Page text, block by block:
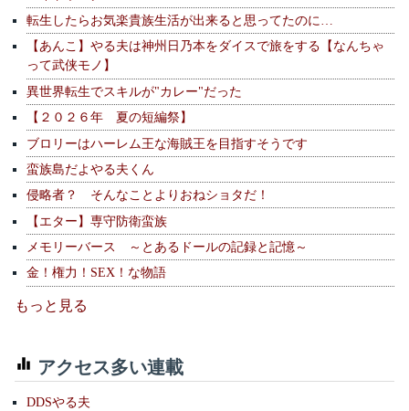
転生したらお気楽貴族生活が出来ると思ってたのに…
【あんこ】やる夫は神州日乃本をダイスで旅をする【なんちゃ
って武侠モノ】
異世界転生でスキルが"カレー"だった
【２０２６年 夏の短編祭】
ブロリーはハーレム王な海賊王を目指すそうです
蛮族島だよやる夫くん
侵略者？ そんなことよりおねショタだ！
【エター】専守防衛蛮族
メモリーバース ～とあるドールの記録と記憶～
金！権力！SEX！な物語
もっと見る
アクセス多い連載
DDSやる夫